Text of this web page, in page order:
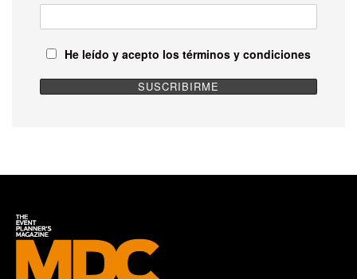
He leído y acepto los términos y condiciones